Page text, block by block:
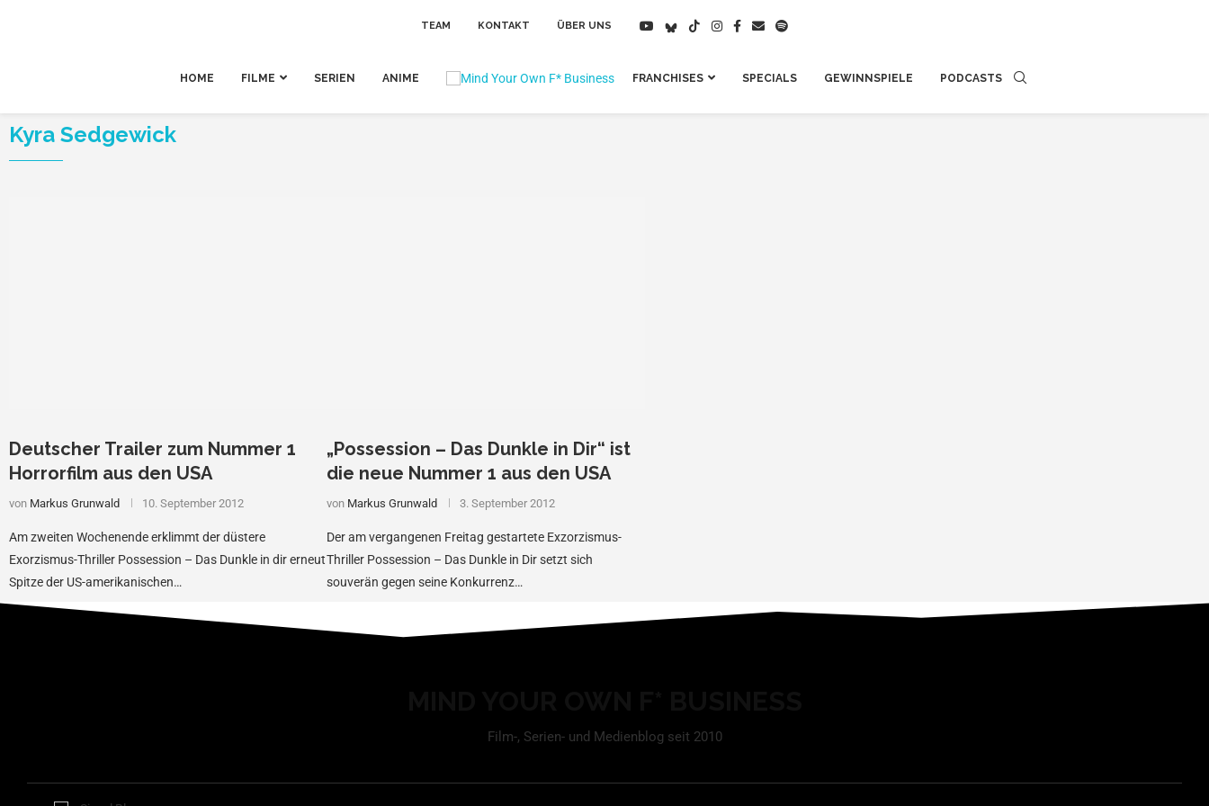
TEAM KONTAKT ÜBER UNS
HOME FILME SERIEN ANIME FRANCHISES SPECIALS GEWINNSPIELE PODCASTS
Kyra Sedgewick
Deutscher Trailer zum Nummer 1
Horrorfilm aus den USA
von Markus Grunwald 10. September 2012
Am zweiten Wochenende erklimmt der düstere
Exorzismus-Thriller Possession – Das Dunkle in dir erneut
Spitze der US-amerikanischen…
„Possession – Das Dunkle in Dir“ ist
die neue Nummer 1 aus den USA
von Markus Grunwald 3. September 2012
Der am vergangenen Freitag gestartete Exzorzismus-
Thriller Possession – Das Dunkle in Dir setzt sich
souverän gegen seine Konkurrenz…
Film-, Serien- und Medienblog seit 2010